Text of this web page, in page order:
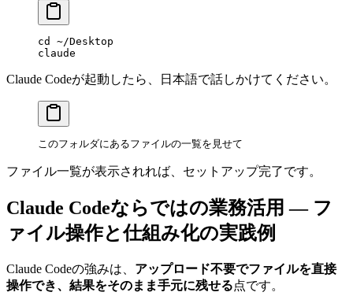
cd
~/Desktop
claude
Claude Codeが起動したら、日本語で話しかけてください。
このフォルダにあるファイルの一覧を見せて
ファイル一覧が表示されれば、セットアップ完了です。
Claude Codeならではの業務活用 — フ
ァイル操作と仕組み化の実践例
Claude Codeの強みは、 アップロード不要でファイルを直接
操作でき、結果をそのまま手元に残せる点です。